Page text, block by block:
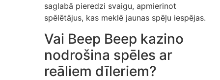
saglabā pieredzi svaigu, apmierinot
spēlētājus, kas meklē jaunas spēļu iespējas.
Vai Beep Beep kazino
nodrošina spēles ar
reāliem dīleriem?